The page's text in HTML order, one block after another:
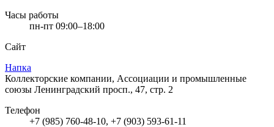
Часы работы
пн-пт 09:00–18:00
Сайт
Напка
Коллекторские компании, Ассоциации и промышленные
союзы Ленинградский просп., 47, стр. 2
Телефон
+7 (985) 760-48-10, +7 (903) 593-61-11